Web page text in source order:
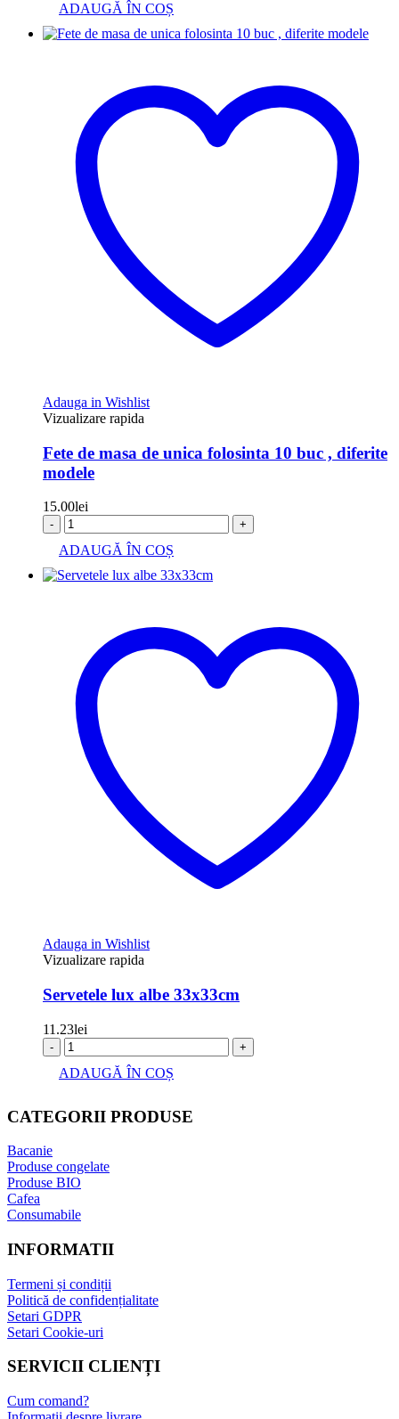
ADAUGĂ ÎN COȘ
Adauga in Wishlist
Vizualizare rapida
Fete de masa de unica folosinta 10 buc , diferite
modele
15.00lei
- +
ADAUGĂ ÎN COȘ
Adauga in Wishlist
Vizualizare rapida
Servetele lux albe 33x33cm
11.23lei
- +
ADAUGĂ ÎN COȘ
CATEGORII PRODUSE
Bacanie
Produse congelate
Produse BIO
Cafea
Consumabile
INFORMATII
Termeni și condiții
Politică de confidențialitate
Setari GDPR
Setari Cookie-uri
SERVICII CLIENȚI
Cum comand?